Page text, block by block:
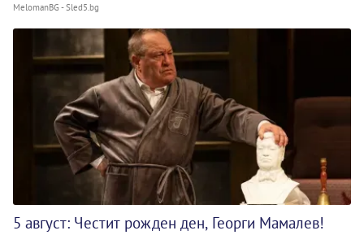
MelomanBG - Sled5.bg
5 август: Честит рожден ден, Георги Мамалев!